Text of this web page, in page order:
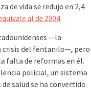
de vida se redujo en 2,4
al de 2004.
—la
crisis del fentanilo—, pero
falta de reformas en él.
policial, un sistema
salud se ha convertido